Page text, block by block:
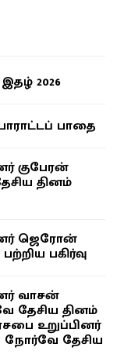
2026
பாதை
குபேரன்
தினம்
ஜெரோன்
பகிர்வு
வாசன்
தேசிய தினம்
உறுப்பினர்
நோர்வே தேசிய